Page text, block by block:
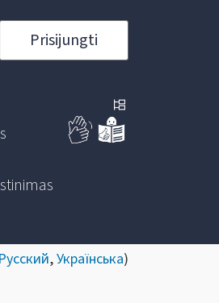
Prisijungti
Русский,Українська)